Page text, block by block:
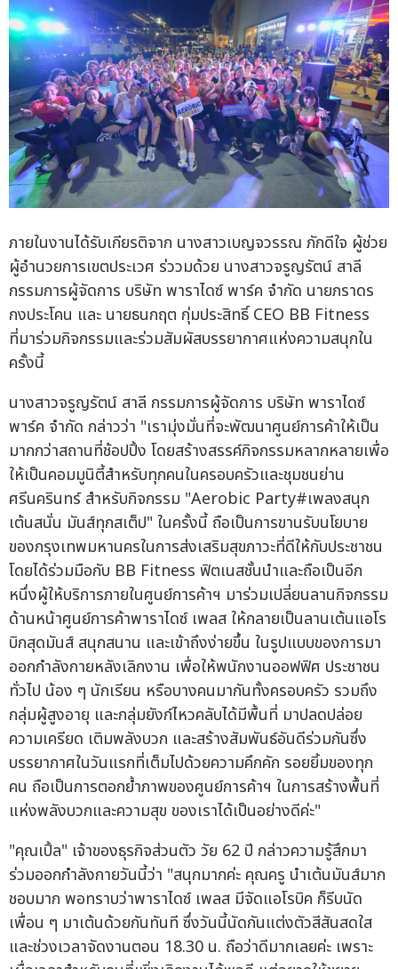
ภายในงานได้รับเกียรติจาก นางสาวเบญจวรรณ ภักดีใจ ผู้ช่วย
ผู้อำนวยการเขตประเวศ ร่ววมด้วย นางสาวจรูญรัตน์ สาลี
กรรมการผู้จัดการ บริษัท พาราไดซ์ พาร์ค จำกัด นายภราดร
กงประโคน และ นายธนกฤต กุ่มประสิทธิ์ CEO BB Fitness
ที่มาร่วมกิจกรรมและร่วมสัมผัสบรรยากาศแห่งความสนุกใน
ครั้งนี้
นางสาวจรูญรัตน์ สาลี กรรมการผู้จัดการ บริษัท พาราไดซ์
พาร์ค จำกัด กล่าวว่า "เรามุ่งมั่นที่จะพัฒนาศูนย์การค้าให้เป็น
มากกว่าสถานที่ช้อปปิ้ง โดยสร้างสรรค์กิจกรรมหลากหลายเพื่อ
ให้เป็นคอมมูนิตี้สำหรับทุกคนในครอบครัวและชุมชนย่าน
ศรีนครินทร์ สำหรับกิจกรรม "Aerobic Party#เพลงสนุก
เต้นสนั่น มันส์ทุกสเต็ป" ในครั้งนี้ ถือเป็นการขานรับนโยบาย
ของกรุงเทพมหานครในการส่งเสริมสุขภาวะที่ดีให้กับประชาชน
โดยได้ร่วมมือกับ BB Fitness ฟิตเนสชั้นนำและถือเป็นอีก
หนึ่งผู้ให้บริการภายในศูนย์การค้าฯ มาร่วมเปลี่ยนลานกิจกรรม
ด้านหน้าศูนย์การค้าพาราไดซ์ เพลส ให้กลายเป็นลานเต้นแอโร
บิกสุดมันส์ สนุกสนาน และเข้าถึงง่ายขึ้น ในรูปแบบของการมา
ออกกำลังกายหลังเลิกงาน เพื่อให้พนักงานออฟฟิศ ประชาชน
ทั่วไป น้อง ๆ นักเรียน หรือบางคนมากันทั้งครอบครัว รวมถึง
กลุ่มผู้สูงอายุ และกลุ่มยังก์ไหวคลับได้มีพื้นที่ มาปลดปล่อย
ความเครียด เติมพลังบวก และสร้างสัมพันธ์อันดีร่วมกันซึ่ง
บรรยากาศในวันแรกที่เต็มไปด้วยความคึกคัก รอยยิ้มของทุก
คน ถือเป็นการตอกย้ำภาพของศูนย์การค้าฯ ในการสร้างพื้นที่
แห่งพลังบวกและความสุข ของเราได้เป็นอย่างดีค่ะ"
"คุณเปิ้ล" เจ้าของธุรกิจส่วนตัว วัย 62 ปี กล่าวความรู้สึกมา
ร่วมออกกำลังกายวันนี้ว่า "สนุกมากค่ะ คุณครู นำเต้นมันส์มาก
ชอบมาก พอทราบว่าพาราไดซ์ เพลส มีจัดแอโรบิค ก็รีบนัด
เพื่อน ๆ มาเต้นด้วยกันทันที ซึ่งวันนี้นัดกันแต่งตัวสีสันสดใส
และช่วงเวลาจัดงานตอน 18.30 น. ถือว่าดีมากเลยค่ะ เพราะ